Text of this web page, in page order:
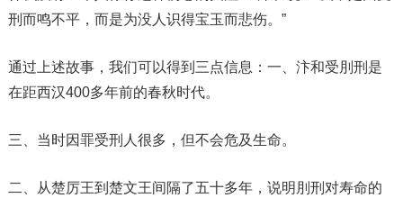
刑而鸣不平，而是为没人识得宝玉而悲伤。”
通过上述故事，我们可以得到三点信息：一、汴和受刖刑是
在距西汉400多年前的春秋时代。
三、当时因罪受刑人很多，但不会危及生命。
二、从楚厉王到楚文王间隔了五十多年，说明刖刑对寿命的